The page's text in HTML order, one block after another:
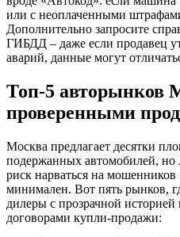
или с неоплаченными
Дополнительно запросите
ГИБДД – даже если продавец
аварий, данные могут
Топ-5 авторынков
проверенными
Москва предлагает десятки
подержанных автомобилей,
риск нарваться на
минимален. Вот пять рынков,
дилеры с прозрачной
договорами купли-продажи: